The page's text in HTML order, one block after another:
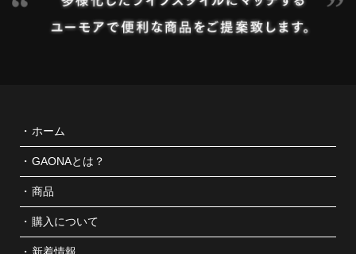
ホーム
GAONAとは？
商品
購入について